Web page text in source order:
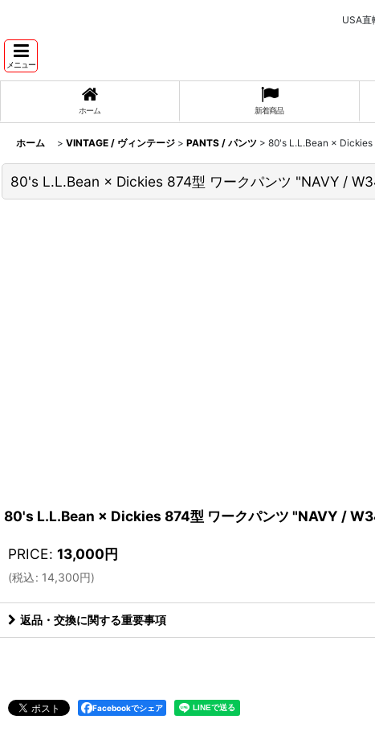
USA直
メニュー
ホーム 新着商品
ホーム > VINTAGE / ヴィンテージ > PANTS / パンツ > 80's L.L.Bean × Dickies
80's L.L.Bean × Dickies 874型 ワークパンツ "NAVY /
80's L.L.Bean × Dickies 874型 ワークパンツ "NAVY /
PRICE: 13,000円
(税込: 14,300円)
返品・交換に関する重要事項
Facebookでシェア